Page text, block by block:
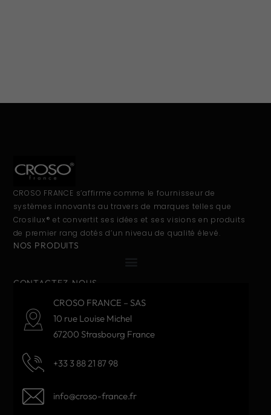
CROSO FRANCE s’affirme comme le fournisseur de
systèmes innovants au travers de marques telles que
Crosilux® et convertit ses idées et ses visions en produits
de premier rang dotés d’un niveau de qualité élevé.
NOS PRODUITS
CONTACTEZ-NOUS
CROSO FRANCE – SAS
10 rue Louise Michel
67200 Strasbourg France
+33 3 88 21 87 98
info@croso-france.fr